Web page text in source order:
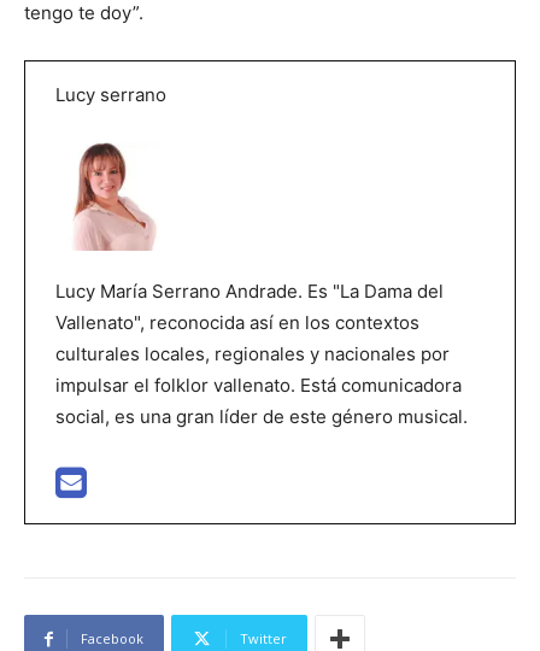
tengo te doy”.
Lucy serrano
Lucy María Serrano Andrade. Es "La Dama del
Vallenato", reconocida así en los contextos
culturales locales, regionales y nacionales por
impulsar el folklor vallenato. Está comunicadora
social, es una gran líder de este género musical.
Facebook Twitter